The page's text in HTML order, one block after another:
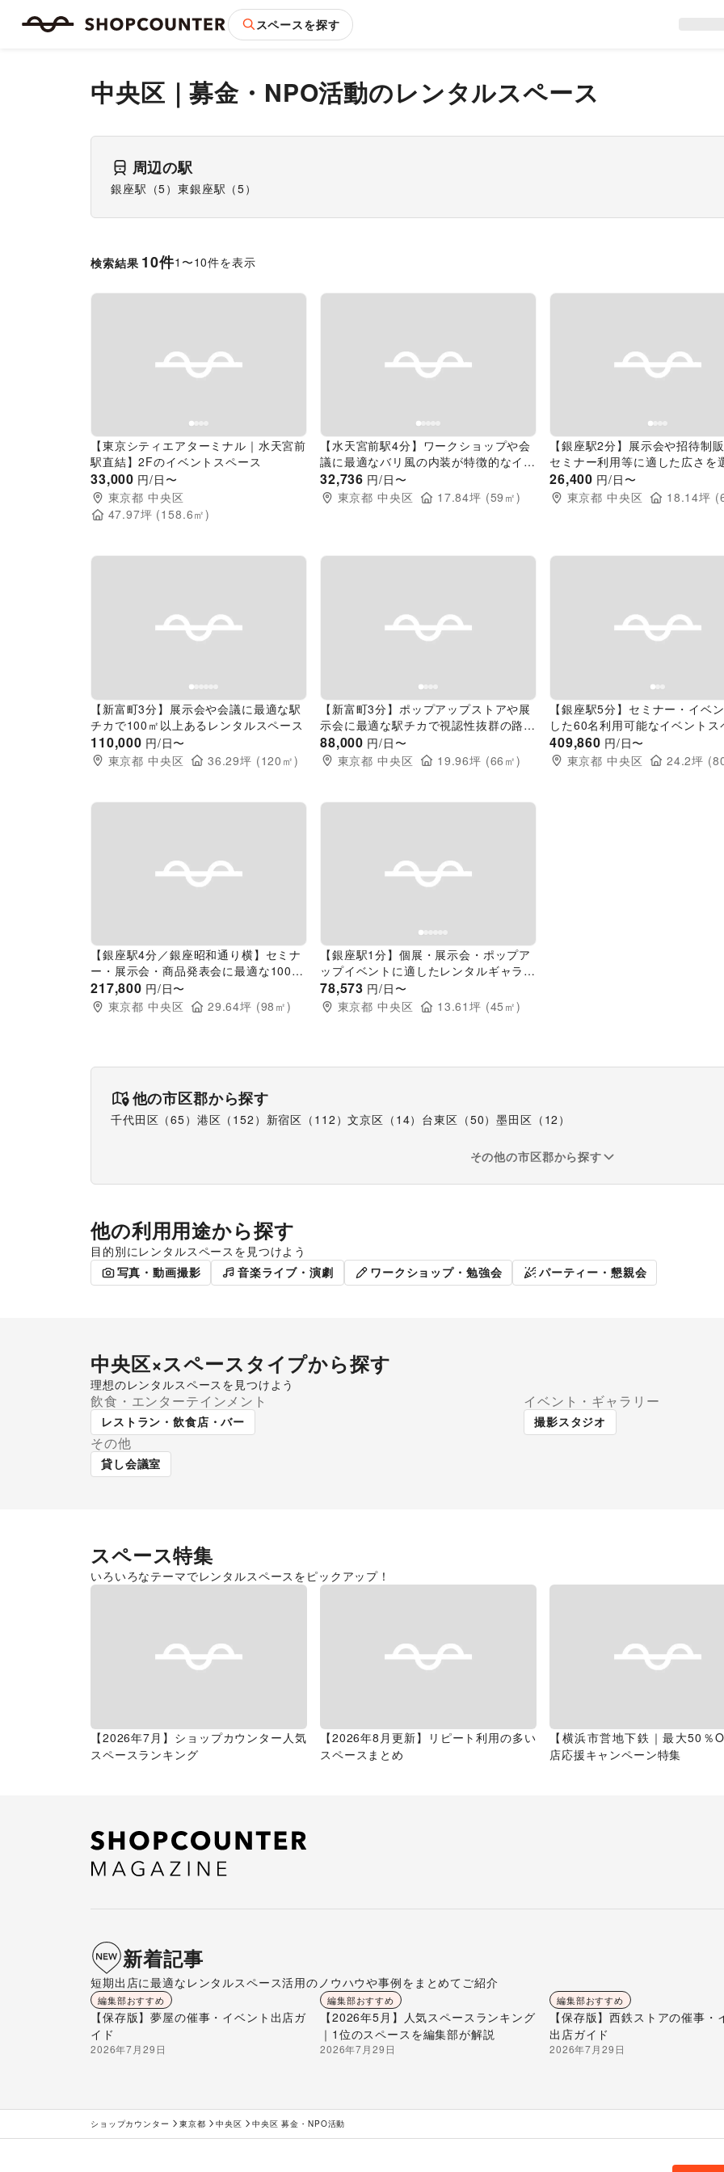
スペースを探す
中央区 ｜募金・NPO活動のレンタルスペース
周辺の駅
銀座駅 （5）東銀座駅 （5）
検索結果 10件1 〜10件を表示
Previous slide
【東京シティエアターミナル｜水天宮前
駅直結】2Fのイベントスペース
33,000 円/日〜
東京都 中央区
47.97坪 (158.6㎡)
Previous slide
【水天宮前駅4分】ワークショップや会
議に最適なバリ風の内装が特徴的なイベ
ントスペース／プロジェクター完備
32,736 円/日〜
東京都 中央区 17.84坪 (59 ㎡)
Previous slide
【銀座駅2分】展示会や招待制
セミナー利用等に適した広さを
議室スペース
26,400 円/日〜
東京都 中央区 18.14坪 (
Previous slide
【新富町3分】展示会や会議に最適な駅
チカで100㎡以上あるレンタルスペース
110,000 円/日〜
東京都 中央区 36.29坪 (120 ㎡)
Previous slide
【新富町3分】ポップアップストアや展
示会に最適な駅チカで視認性抜群の路面
スペース
88,000 円/日〜
東京都 中央区 19.96坪 (66 ㎡)
Previous slide
【銀座駅5分】セミナー・イベ
した60名利用可能なイベントス
409,860 円/日〜
東京都 中央区 24.2坪 (
Previous slide
【銀座駅4分／銀座昭和通り横】セミナ
ー・展示会・商品発表会に最適な100名
収容可能イベントスペース
217,800 円/日〜
東京都 中央区 29.64坪 (98 ㎡)
Previous slide
【銀座駅1分】個展・展示会・ポップア
ップイベントに適したレンタルギャラリ
ースペース
78,573 円/日〜
東京都 中央区 13.61坪 (45 ㎡)
他の市区郡から探す
千代田区 （65） 港区 （ 152 ） 新宿区 （ 112 ）文京区 （ 14） 台東区 （50）墨田区 （ 12 ）
その他の市区郡から探す
他の利用用途から探す
目的別にレンタルスペースを見つけよう
ポップアップストア 食品販売 販促イベント
写真・動画撮影 音楽ライブ・演劇 ワークショップ・勉強会 パーティー・懇親会
中央区×スペースタイプから探す
理想のレンタルスペースを見つけよう
ショッピングモール 路面店舗
飲食・エンターテインメント
レストラン・飲食店・バー
イベント・ギャラリー
撮影スタジオ
その他
貸し会議室
スペース特集
いろいろなテーマでレンタルスペースをピックアップ！
【2026年7月】ショップカウンター人気
スペースランキング
【2026年8月更新】リピート利用の多い
スペースまとめ
【横浜市営地下鉄｜最大50％
店応援キャンペーン特集
新着記事
短期出店に最適なレンタルスペース活用のノウハウや事例をまとめてご紹介
編集部おすすめ
【保存版】夢屋の催事・イベント出店ガ
イド
2026年7月29日
編集部おすすめ
【2026年5月】人気スペースランキング
｜1位のスペースを編集部が解説
2026年7月29日
編集部おすすめ
【保存版】西鉄ストアの催事・
出店ガイド
2026年7月29日
ショップカウンター 東京都 中央区 中央区 募金・NPO活動